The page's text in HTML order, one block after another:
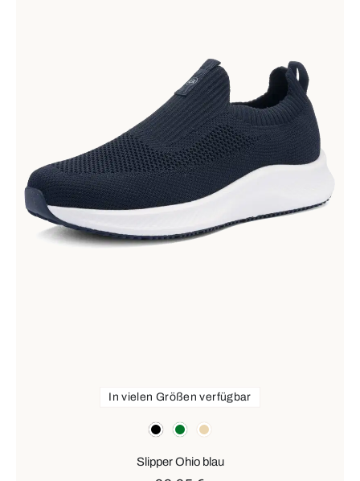
schwarz
grün beige
In vielen Größen verfügbar
Slipper Ohio blau